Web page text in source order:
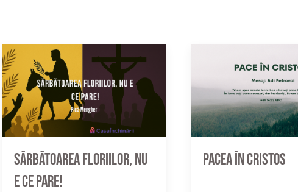
Sărbătoarea Floriilor, nu
e ce pare!
Pacea în Cristos